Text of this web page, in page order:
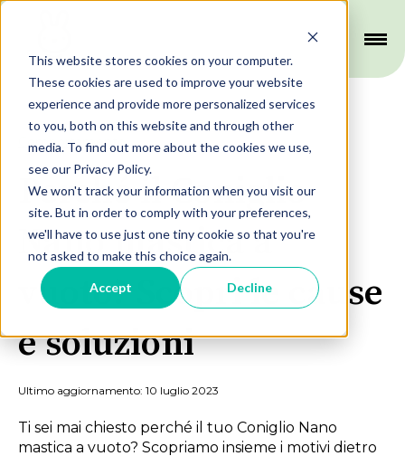
This website stores cookies on your computer.
These cookies are used to improve your website
experience and provide more personalized services
to you, both on this website and through other
media. To find out more about the cookies we use,
see our Privacy Policy.
We won't track your information when you visit our
site. But in order to comply with your preferences,
we'll have to use just one tiny cookie so that you're
not asked to make this choice again.
Accept Decline
Comportamento
Perché il Coniglio
Nano mastica a
vuoto? Scopri le cause
e soluzioni
Ultimo aggiornamento: 10 luglio 2023
Ti sei mai chiesto perché il tuo Coniglio Nano
mastica a vuoto? Scopriamo insieme i motivi dietro